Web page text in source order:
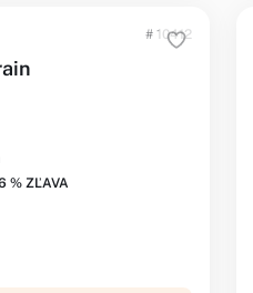
# 10412
% ZĽAVA